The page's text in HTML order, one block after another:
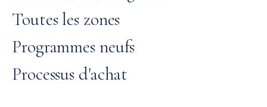
Toutes les zones
Programmes neufs
Processus d'achat